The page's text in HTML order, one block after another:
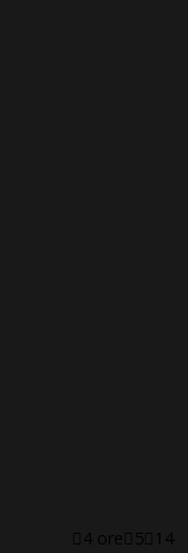
4 ore 5 14